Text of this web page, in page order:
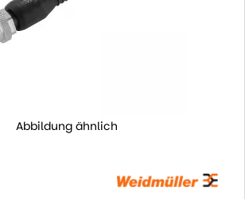
Abbildung ähnlich